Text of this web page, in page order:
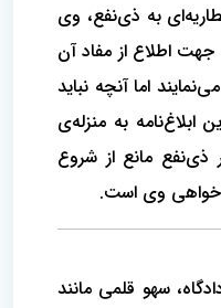
به ذی‌نفع، وی
جهت اطلاع از مفاد آن
اما آنچه نباید
ابلاغ‌نامه به منزله‌ی
مانع از شروع
وی است.
سهو قلمی مانند